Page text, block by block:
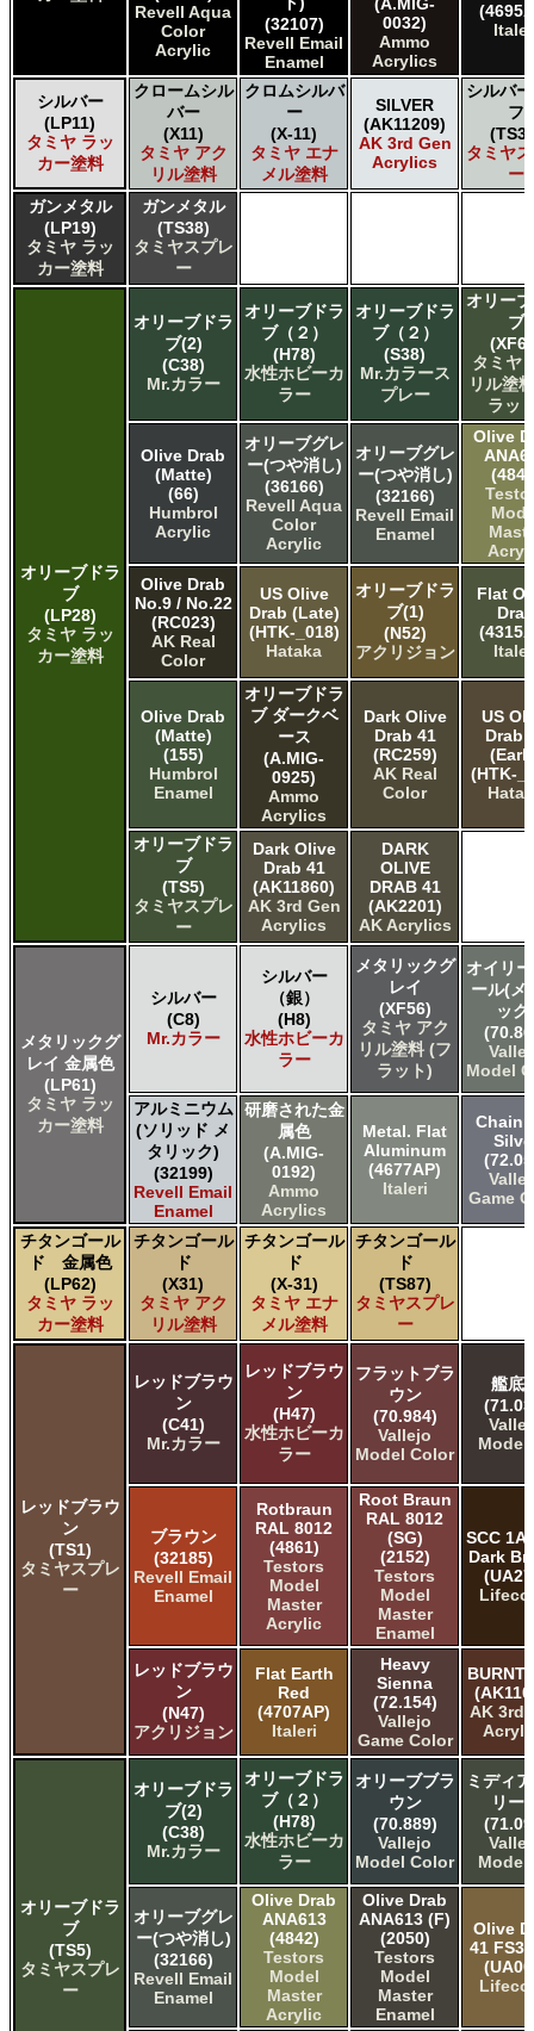
Revell Aqua
Color
Acrylic
(32107)
Revell Email
Enamel
0032)
Ammo
Acrylics
シルバー
(LP11)
タミヤ ラッ
カー塗料
クロームシル
バー
(X11)
タミヤ アク
リル塗料
クロムシルバ
ー
(X-11)
タミヤ エナ
メル塗料
SILVER
(AK11209)
AK 3rd Gen
Acrylics
シルバ
フ
タミヤ
ー
ガンメタル
(LP19)
タミヤ ラッ
カー塗料
ガンメタル
(TS38)
タミヤスプレ
ー
オリーブドラ
ブ
(LP28)
タミヤ ラッ
カー塗料
オリーブドラ
ブ(2)
(C38)
Mr.カラー
オリーブドラ
ブ（２）
(H78)
水性ホビーカ
ラー
オリーブドラ
ブ（２）
(S38)
Mr.カラース
プレー
オリー
ブ
タミヤ
リル塗
ラッ
Olive Drab
(Matte)
(66)
Humbrol
Acrylic
オリーブグレ
ー(つや消し)
(36166)
Revell Aqua
Color
Acrylic
オリーブグレ
ー(つや消し)
(32166)
Revell Email
Enamel
Olive
Olive Drab
No.9 / No.22
(RC023)
AK Real
Color
US Olive
Drab (Late)
(HTK-_018)
Hataka
オリーブドラ
ブ(1)
(N52)
アクリジョン
Flat
Drab
Olive Drab
(Matte)
(155)
Humbrol
Enamel
オリーブドラ
ブ ダークベ
ース
(A.MIG-
0925)
Ammo
Acrylics
Dark Olive
Drab 41
(RC259)
AK Real
Color
US
Drab
(HTK-
オリーブドラ
ブ
(TS5)
タミヤスプレ
ー
Dark Olive
Drab 41
(AK11860)
AK 3rd Gen
Acrylics
DARK
OLIVE
DRAB 41
(AK2201)
AK Acrylics
メタリックグ
レイ 金属色
(LP61)
タミヤ ラッ
カー塗料
シルバー
(C8)
Mr.カラー
シルバー
（銀）
(H8)
水性ホビーカ
ラー
メタリックグ
レイ
(XF56)
タミヤ アク
リル塗料 (フ
ラット)
オイリ
ール(メ
ック)
Model
アルミニウム
(ソリッド メ
タリック)
(32199)
Revell Email
Enamel
研磨された金
属色
(A.MIG-
0192)
Ammo
Acrylics
Metal. Flat
Aluminum
(4677AP)
Italeri
Game
チタンゴール
ド 金属色
(LP62)
タミヤ ラッ
カー塗料
チタンゴール
ド
(X31)
タミヤ アク
リル塗料
チタンゴール
ド
(X-31)
タミヤ エナ
メル塗料
チタンゴール
ド
(TS87)
タミヤスプレ
ー
レッドブラウ
ン
(TS1)
タミヤスプレ
ー
レッドブラウ
ン
(C41)
Mr.カラー
レッドブラウ
ン
(H47)
水性ホビーカ
ラー
フラットブラ
ウン
(70.984)
Vallejo
Model Color
艦底
Model
ブラウン
(32185)
Revell Email
Enamel
Rotbraun
RAL 8012
(4861)
Testors
Model
Master
Acrylic
Root Braun
RAL 8012
(SG)
(2152)
Testors
Model
Master
Enamel
SCC 1A
Dark
レッドブラウ
ン
(N47)
アクリジョン
Flat Earth
Red
(4707AP)
Italeri
Heavy
Sienna
(72.154)
Vallejo
Game Color
BURNT
AK 3rd
オリーブドラ
ブ
(TS5)
タミヤスプレ
ー
オリーブドラ
ブ(2)
(C38)
Mr.カラー
オリーブドラ
ブ（２）
(H78)
水性ホビーカ
ラー
オリーブブラ
ウン
(70.889)
Vallejo
Model Color
ミディ
リー
Model
オリーブグレ
ー(つや消し)
(32166)
Revell Email
Enamel
Olive Drab
ANA613
(4842)
Testors
Model
Master
Acrylic
Olive Drab
ANA613 (F)
(2050)
Testors
Model
Master
Enamel
Olive
41